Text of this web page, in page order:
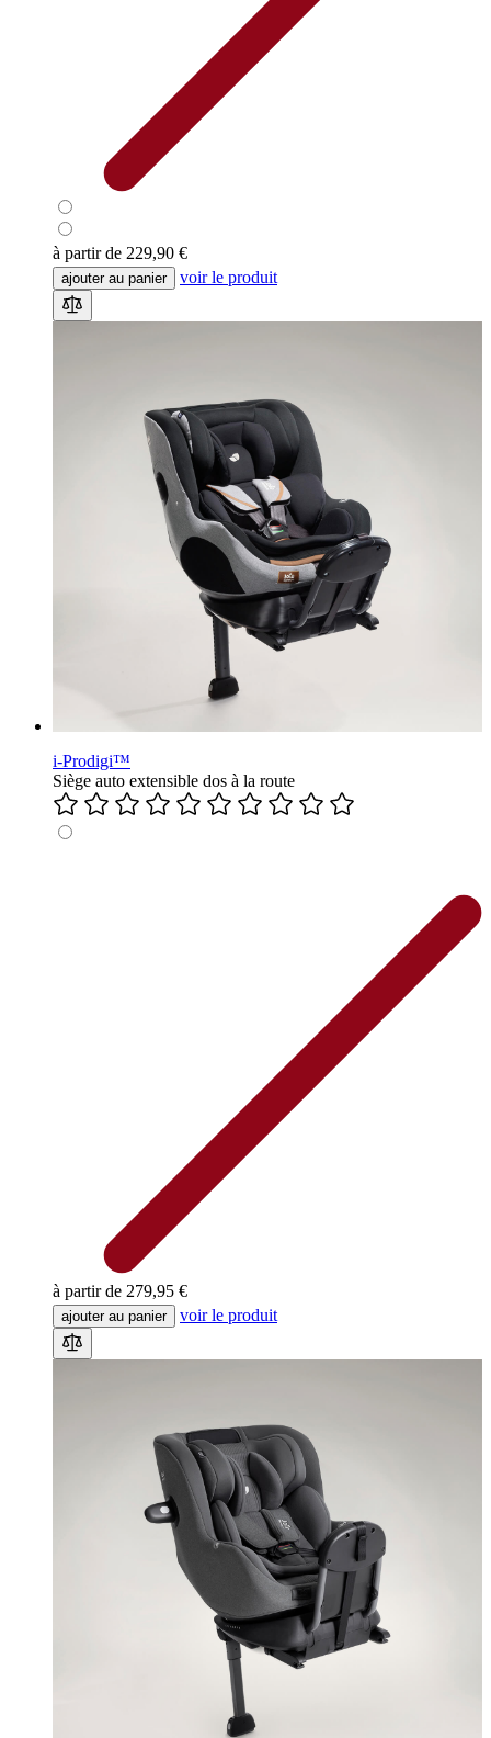
à partir de 229,90 €
ajouter au panier voir le produit
i-Prodigi™
Siège auto extensible dos à la route
à partir de 279,95 €
ajouter au panier voir le produit